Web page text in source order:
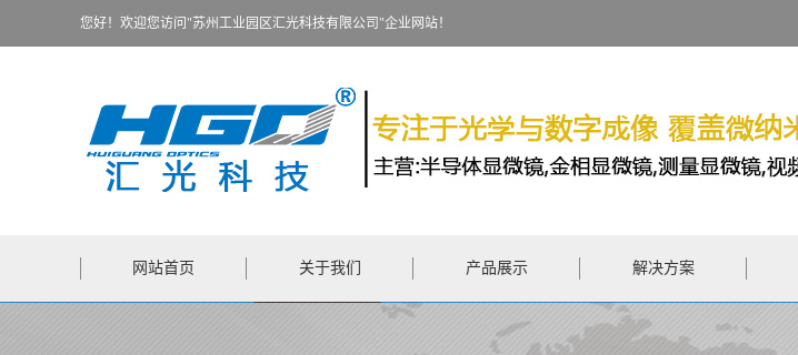
您好！欢迎您访问"苏州工业园区汇光科技有限公司"企业网站！
网站首页 关于我们 产品展示 解决方案